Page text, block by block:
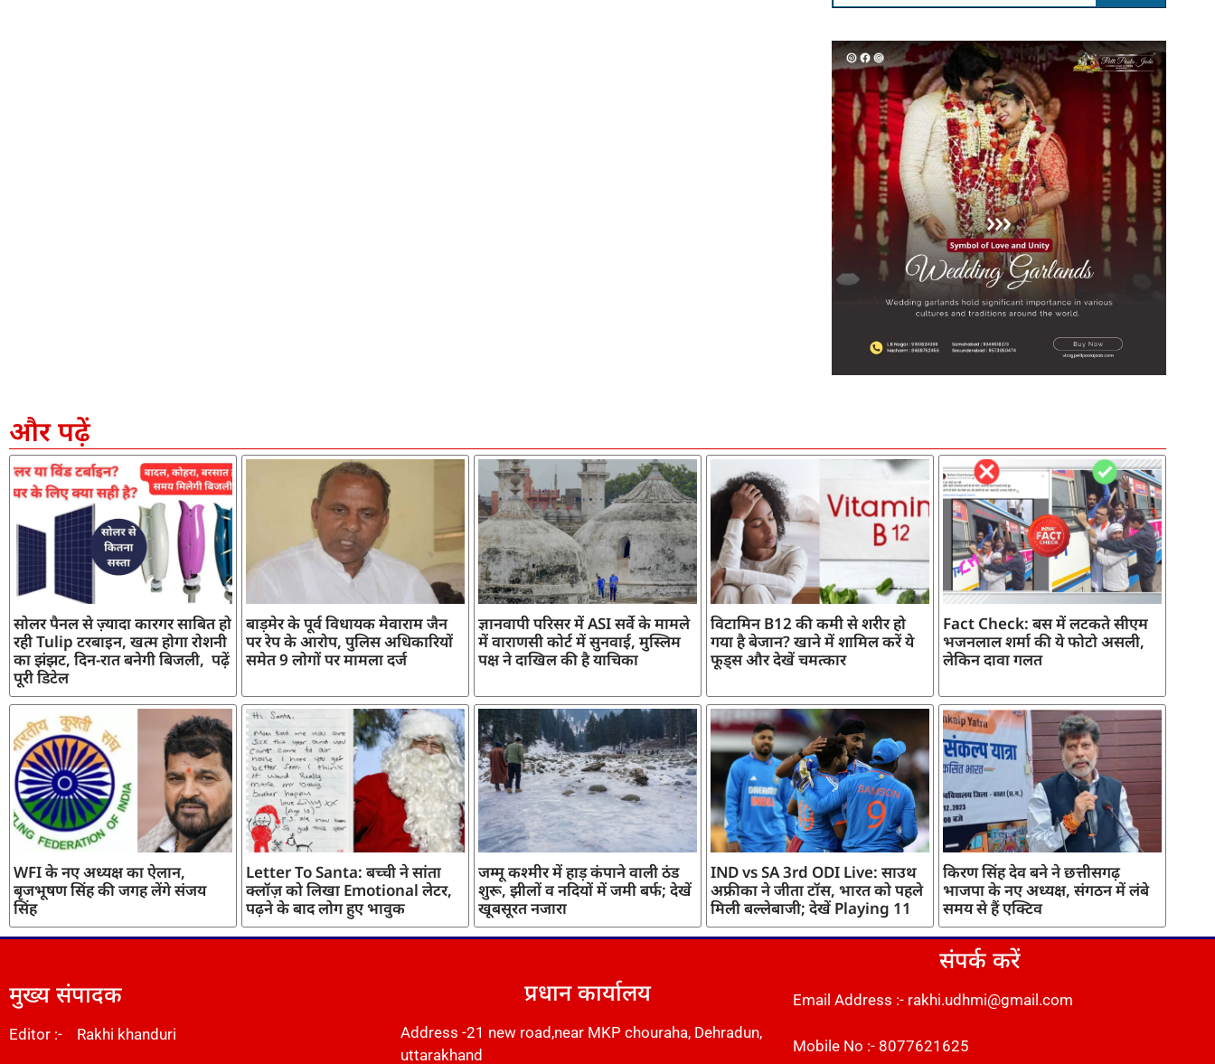
और पढ़ें
सोलर पैनल से ज़्यादा कारगर साबित हो
रही Tulip टरबाइन, खत्म होगा रोशनी
का झंझट, दिन-रात बनेगी बिजली, पढ़ें
पूरी डिटेल
बाड़मेर के पूर्व विधायक मेवाराम जैन
पर रेप के आरोप, पुलिस अधिकारियों
समेत 9 लोगों पर मामला दर्ज
ज्ञानवापी परिसर में ASI सर्वे के मामले
में वाराणसी कोर्ट में सुनवाई, मुस्लिम
पक्ष ने दाखिल की है याचिका
विटामिन B12 की कमी से शरीर हो
गया है बेजान? खाने में शामिल करें ये
फूड्स और देखें चमत्कार
Fact Check: बस में लटकते सीएम
भजनलाल शर्मा की ये फोटो असली,
लेकिन दावा गलत
WFI के नए अध्यक्ष का ऐलान,
बृजभूषण सिंह की जगह लेंगे संजय
सिंह
Letter To Santa: बच्ची ने सांता
क्लॉज़ को लिखा Emotional लेटर,
पढ़ने के बाद लोग हुए भावुक
जम्मू कश्मीर में हाड़ कंपाने वाली ठंड
शुरू, झीलों व नदियों में जमी बर्फ; देखें
खूबसूरत नजारा
IND vs SA 3rd ODI Live: साउथ
अफ्रीका ने जीता टॉस, भारत को पहले
मिली बल्लेबाजी; देखें Playing 11
किरण सिंह देव बने ने छत्तीसगढ़
भाजपा के नए अध्यक्ष, संगठन में लंबे
समय से हैं एक्टिव
मुख्य संपादक
Editor :- Rakhi khanduri
प्रधान कार्यालय
Address -21 new road,near MKP chouraha, Dehradun,
uttarakhand
संपर्क करें
Email Address :- rakhi.udhmi@gmail.com
Mobile No :- 8077621625